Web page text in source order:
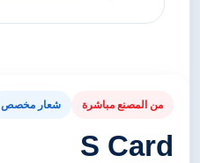
من المصنع مباشرة شعار مخصص
S Card